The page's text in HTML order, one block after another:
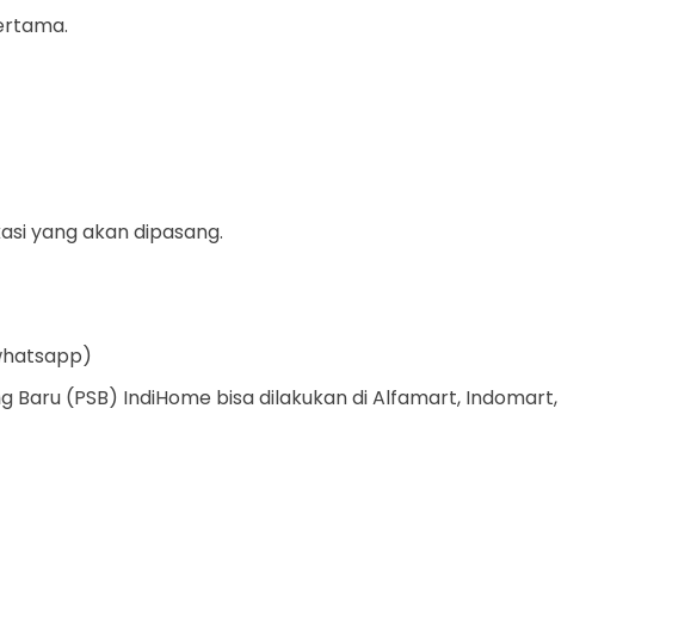
yang akan dipasang.
(PSB) IndiHome bisa dilakukan di Alfamart, Indomart,